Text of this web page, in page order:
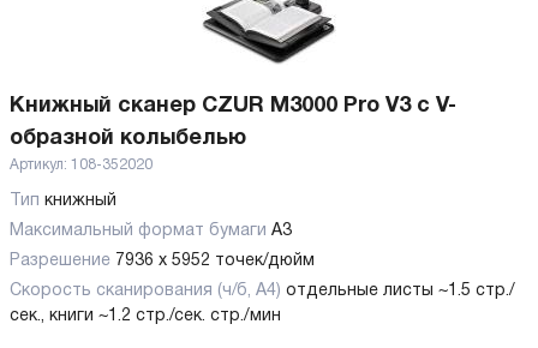
Книжный сканер CZUR M3000 Pro V3 с V-
образной колыбелью
Артикул: 108-352020
Тип книжный
Максимальный формат бумаги А3
Разрешение 7936 x 5952 точек/дюйм
Скорость сканирования (ч/б, А4) отдельные листы ~1.5 стр./
сек., книги ~1.2 стр./сек. стр./мин